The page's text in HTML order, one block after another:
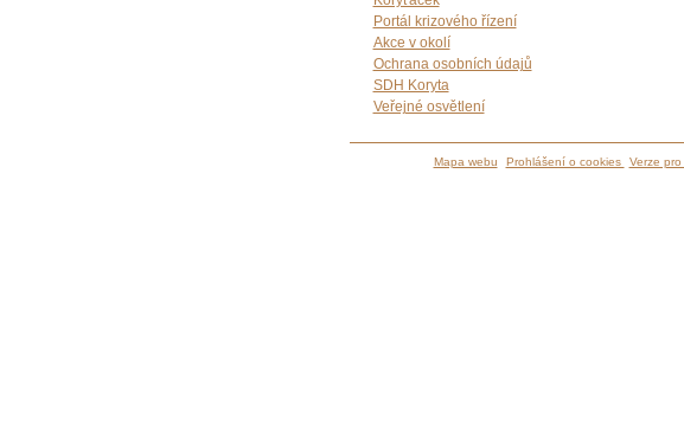
Portál krizového řízení
Akce v okolí
Ochrana osobních údajů
SDH Koryta
Veřejné osvětlení
Mapa webu Prohlášení o cookies Verze